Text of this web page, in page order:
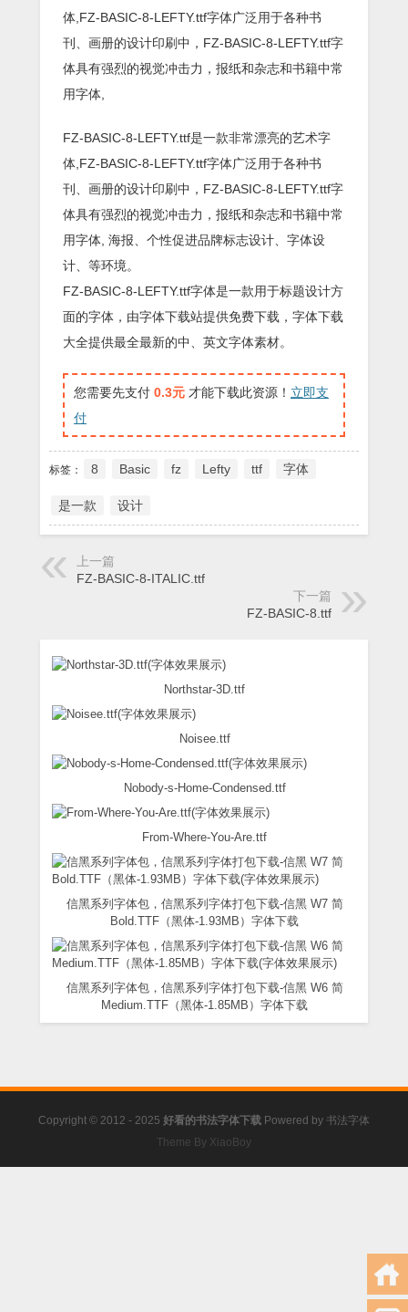
体,FZ-BASIC-8-LEFTY.ttf字体广泛用于各种书
刊、画册的设计印刷中，FZ-BASIC-8-LEFTY.ttf字
体具有强烈的视觉冲击力，报纸和杂志和书籍中常
用字体,
FZ-BASIC-8-LEFTY.ttf是一款非常漂亮的艺术字
体,FZ-BASIC-8-LEFTY.ttf字体广泛用于各种书
刊、画册的设计印刷中，FZ-BASIC-8-LEFTY.ttf字
体具有强烈的视觉冲击力，报纸和杂志和书籍中常
用字体, 海报、个性促进品牌标志设计、字体设
计、等环境。
FZ-BASIC-8-LEFTY.ttf字体是一款用于标题设计方
面的字体，由字体下载站提供免费下载，字体下载
大全提供最全最新的中、英文字体素材。
您需要先支付 0.3元 才能下载此资源！ 立即支
付
标签： 8 Basic fz Lefty ttf 字体
是一款 设计
上一篇
FZ-BASIC-8-ITALIC.ttf
下一篇
FZ-BASIC-8.ttf
Northstar-3D.ttf
Noisee.ttf
Nobody-s-Home-Condensed.ttf
From-Where-You-Are.ttf
信黑系列字体包，信黑系列字体打包下载-信黑 W7 简
Bold.TTF（黑体-1.93MB）字体下载
信黑系列字体包，信黑系列字体打包下载-信黑 W6 简
Medium.TTF（黑体-1.85MB）字体下载
Copyright © 2012 - 2025 好看的书法字体下载 Powered by 书法字体
Theme By XiaoBoy